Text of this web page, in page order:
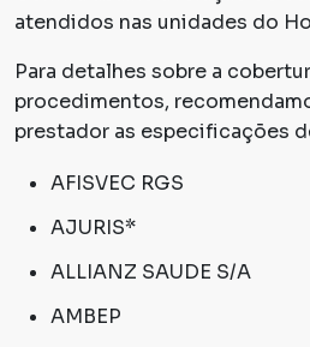
atendidos nas unidades do
Para detalhes sobre a
procedimentos,
prestador as especificações
AFISVEC RGS
AJURIS*
ALLIANZ SAUDE S/A
AMBEP